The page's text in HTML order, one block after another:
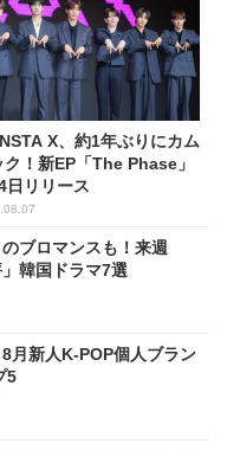
X、約1年ぶりにカム
ク！新EP「The Phase」
日リリース
ブロマンスも！来週
韓国ドラマ7選
月新人K-POP個人ブラン
5